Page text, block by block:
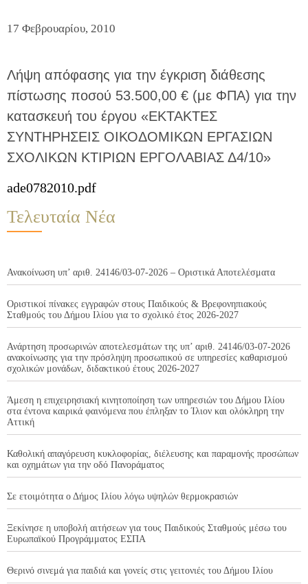
17 Φεβρουαρίου, 2010
Λήψη απόφασης για την έγκριση διάθεσης
πίστωσης ποσού 53.500,00 € (με ΦΠΑ) για την
κατασκευή του έργου «ΕΚΤΑΚΤΕΣ
ΣΥΝΤΗΡΗΣΕΙΣ ΟΙΚΟΔΟΜΙΚΩΝ ΕΡΓΑΣΙΩΝ
ΣΧΟΛΙΚΩΝ ΚΤΙΡΙΩΝ ΕΡΓΟΛΑΒΙΑΣ Δ4/10»
ade0782010.pdf
Τελευταία Νέα
Ανακοίνωση υπ’ αριθ. 24146/03-07-2026 – Οριστικά Αποτελέσματα
Οριστικοί πίνακες εγγραφών στους Παιδικούς & Βρεφονηπιακούς
Σταθμούς του Δήμου Ιλίου για το σχολικό έτος 2026-2027
Ανάρτηση προσωρινών αποτελεσμάτων της υπ’ αριθ. 24146/03-07-2026
ανακοίνωσης για την πρόσληψη προσωπικού σε υπηρεσίες καθαρισμού
σχολικών μονάδων, διδακτικού έτους 2026-2027
Άμεση η επιχειρησιακή κινητοποίηση των υπηρεσιών του Δήμου Ιλίου
στα έντονα καιρικά φαινόμενα που έπληξαν το Ίλιον και ολόκληρη την
Αττική
Καθολική απαγόρευση κυκλοφορίας, διέλευσης και παραμονής προσώπων
και οχημάτων για την οδό Πανοράματος
Σε ετοιμότητα ο Δήμος Ιλίου λόγω υψηλών θερμοκρασιών
Ξεκίνησε η υποβολή αιτήσεων για τους Παιδικούς Σταθμούς μέσω του
Ευρωπαϊκού Προγράμματος ΕΣΠΑ
Θερινό σινεμά για παιδιά και γονείς στις γειτονιές του Δήμου Ιλίου